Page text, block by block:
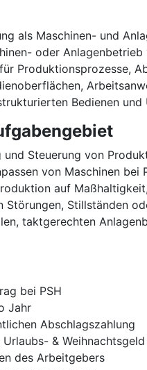
als Maschinen- und
oder
Produktionsprozesse,
Bedienen
und Steuerung von
von Maschinen
auf
Störungen, Stillständen
taktgerechten
bei PSH
Jahr
Abschlagszahlung
& Weihnachtsgeld
des Arbeitgebers